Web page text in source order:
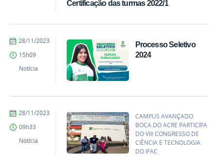
Certificação das turmas 2022/1
Processo Seletivo
2024
por
Gomes
do
Acre
publicado
28/11/2023
15h09
Notícia
CAMPUS AVANÇADO
BOCA DO ACRE PARTICIPA
DO VIII CONGRESSO DE
CIÊNCIA E TECNOLOGIA
DO IFAC
por
Gomes
publicado
28/11/2023
09h33
Notícia